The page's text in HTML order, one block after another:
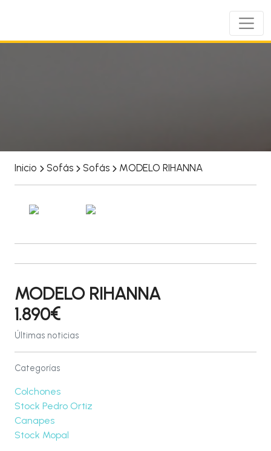
Inicio Sofás Sofás MODELO RIHANNA
MODELO RIHANNA
1.890€
Últimas noticias
Categorías
Colchones
Stock Pedro Ortiz
Canapes
Stock Mopal